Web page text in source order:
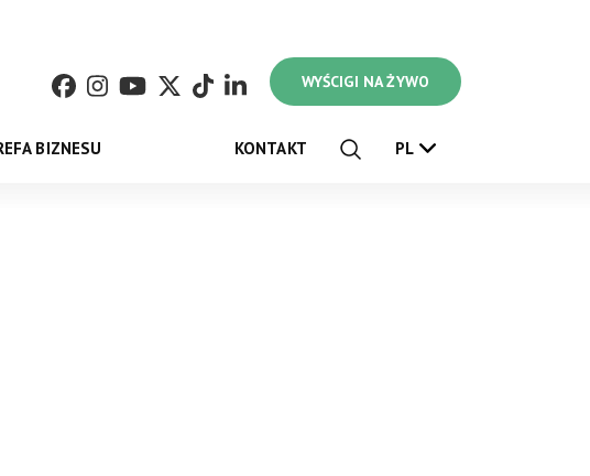
WYŚCIGI NA ŻYWO
BIZNESU KONTAKT PL